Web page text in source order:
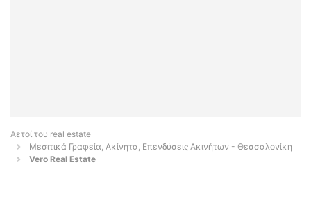
Αετοί του real estate
Μεσιτικά Γραφεία, Ακίνητα, Επενδύσεις Ακινήτων - Θεσσαλονίκη
Vero Real Estate